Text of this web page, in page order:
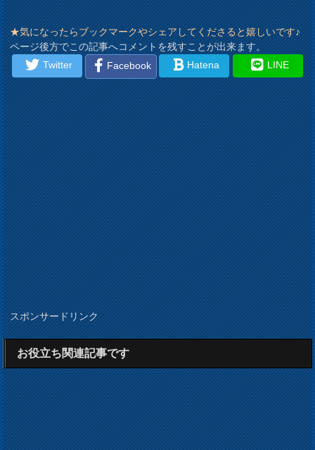
★気になったらブックマークやシェアしてくださると嬉しいです♪
ページ後方でこの記事へコメントを残すことが出来ます。
Twitter
Facebook Hatena LINE
スポンサードリンク
お役立ち関連記事です